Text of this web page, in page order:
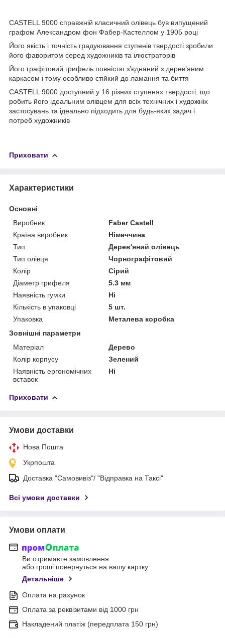
CASTELL 9000 справжній класичний олівець був випущений
графом Александром фон Фабер-Кастеллом у 1905 році
Його якість і точність градуювання ступенів твердості зробили
його фаворитом серед художників та ілюстраторів
Його графітовий грифель повністю з’єднаний з дерев’яним
каркасом і тому особливо стійкий до ламання та биття
CASTELL 9000 доступний у 16 різних ступенях твердості, що
робить його ідеальним олівцем для всіх технічних і художніх
застосувань та ідеально підходить для будь-яких задач і
потреб художників
Приховати
Характеристики
Основні
Виробник
Faber Castell
Країна виробник
Німеччина
Тип
Дерев'яний олівець
Тип олівця
Чорнографітовий
Колір
Сірий
Діаметр грифеля
5.3 мм
Наявність гумки
Ні
Кількість в упаковці
5 шт.
Упаковка
Металева коробка
Зовнішні параметри
Матеріал
Дерево
Колір корпусу
Зелений
Наявність ергономічних
вставок
Ні
Приховати
Умови доставки
Нова Пошта
Укрпошта
Доставка "Самовивіз"/ "Відправка на Таксі"
Всі умови доставки
Умови оплати
Ви отримаєте замовлення
або гроші повернуться на вашу картку
Детальніше
Оплата на рахунок
Оплата за реквізитами від 1000 грн
Накладений платіж (передплата 150 грн)